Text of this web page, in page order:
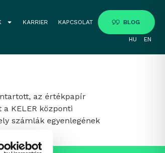
KARRIER KAPCSOLAT BLOG
HU EN
az értékpapír
KELER központi
számlák egyenlegének